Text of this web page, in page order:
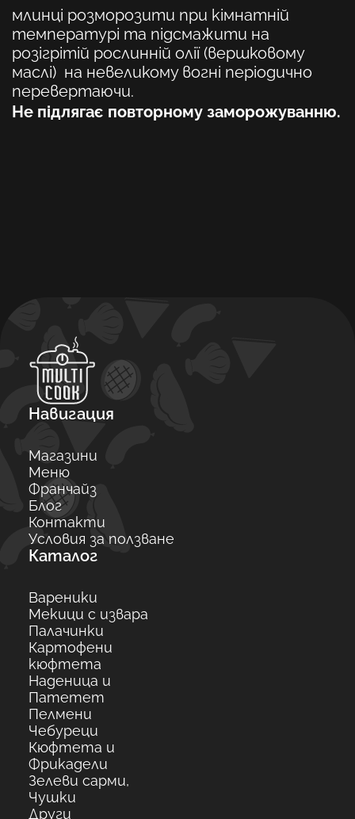
млинці розморозити при кімнатній
температурі та підсмажити на
розігрітій рослинній олії (вершковому
маслі) на невеликому вогні періодично
перевертаючи.
Не підлягає повторному заморожуванню.
Навигация
Магазини
Меню
Франчайз
Блог
Контакти
Условия за ползване
Каталог
Вареники
Мекици с извара
Палачинки
Картофени
кюфтета
Наденица и
Патетет
Пелмени
Чебуреци
Кюфтета и
Фрикадели
Зелеви сарми,
Чушки
Други